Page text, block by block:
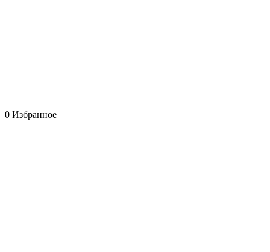
0 Избранное